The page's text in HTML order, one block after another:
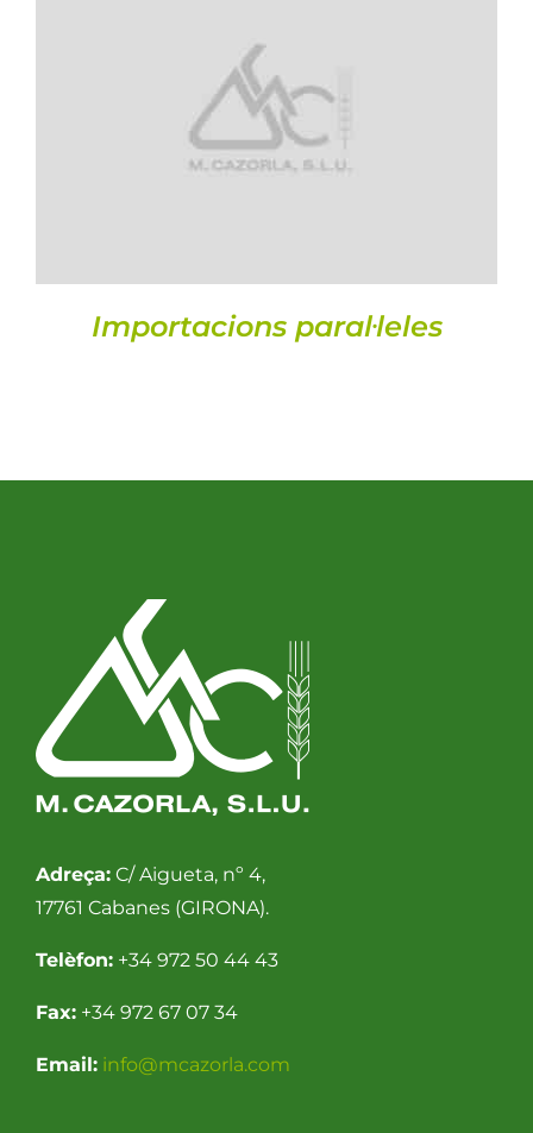
Contacte
DETALLS
Importacions paral·leles
Adreça:C/ Aigueta, nº 4,
17761 Cabanes (GIRONA).
Telèfon:+34 972 50 44 43
Fax:+34 972 67 07 34
Email: info@mcazorla.com